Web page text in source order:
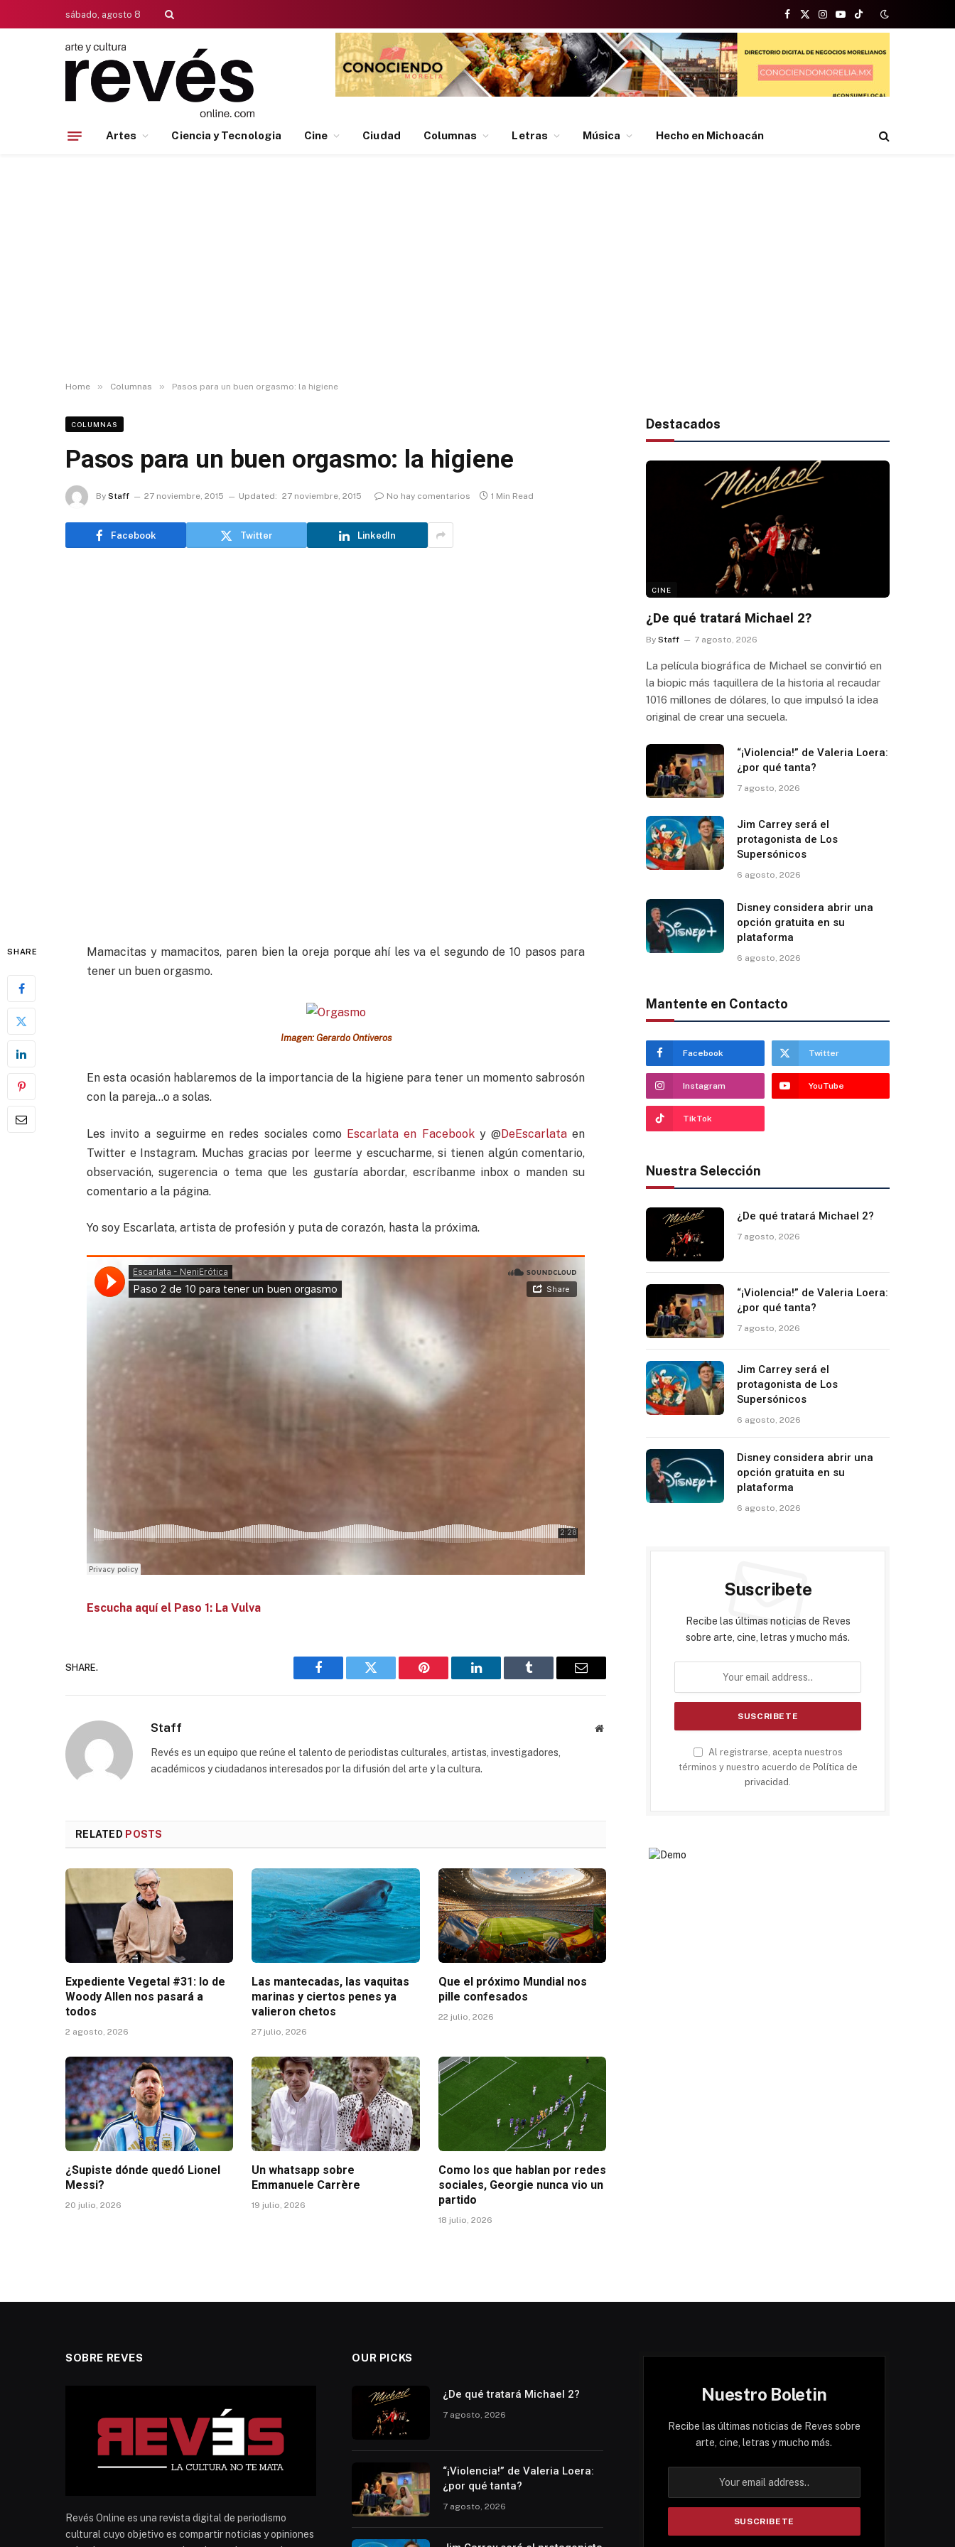
sábado, agosto 8
Facebook
X
(Twitter)
Instagram
YouTubeTikTok
Artes Ciencia y Tecnologia Cine Ciudad Columnas Letras Música Hecho en Michoacán
Home » Columnas » Pasos para un buen orgasmo: la higiene
COLUMNAS
Pasos para un buen orgasmo: la higiene
By Staff 27 noviembre, 2015 Updated: 27 noviembre, 2015 No hay comentarios 1 Min Read
Facebook Twitter LinkedIn
SHARE
Mamacitas y mamacitos, paren bien la oreja porque ahí les va el segundo de 10 pasos para
tener un buen orgasmo.
Imagen: Gerardo Ontiveros
En esta ocasión hablaremos de la importancia de la higiene para tener un momento sabrosón
con la pareja…o a solas.
Les invito a seguirme en redes sociales como Escarlata en Facebooky @DeEscarlata en
Twitter e Instagram. Muchas gracias por leerme y escucharme, si tienen algún comentario,
observación, sugerencia o tema que les gustaría abordar, escríbanme inbox o manden su
comentario a la página.
Yo soy Escarlata, artista de profesión y puta de corazón, hasta la próxima.
Escucha aquí el Paso 1: La Vulva
SHARE.
Facebook Twitter Pinterest LinkedIn Tumblr Email
Staff Website
Revés es un equipo que reúne el talento de periodistas culturales, artistas, investigadores,
académicos y ciudadanos interesados por la difusión del arte y la cultura.
RELATED POSTS
Expediente Vegetal #31: lo de
Woody Allen nos pasará a
todos
2 agosto, 2026
Las mantecadas, las vaquitas
marinas y ciertos penes ya
valieron chetos
27 julio, 2026
Que el próximo Mundial nos
pille confesados
22 julio, 2026
¿Supiste dónde quedó Lionel
Messi?
20 julio, 2026
Un whatsapp sobre
Emmanuele Carrère
19 julio, 2026
Como los que hablan por redes
sociales, Georgie nunca vio un
partido
18 julio, 2026
Destacados
CINE
¿De qué tratará Michael 2?
By Staff 7 agosto, 2026
La película biográfica de Michael se convirtió en
la biopic más taquillera de la historia al recaudar
1016 millones de dólares, lo que impulsó la idea
original de crear una secuela.
“¡Violencia!” de Valeria Loera:
¿por qué tanta?
7 agosto, 2026
Jim Carrey será el
protagonista de Los
Supersónicos
6 agosto, 2026
Disney considera abrir una
opción gratuita en su
plataforma
6 agosto, 2026
Mantente en Contacto
Facebook Twitter
Instagram YouTube
TikTok
Nuestra Selección
¿De qué tratará Michael 2?
7 agosto, 2026
“¡Violencia!” de Valeria Loera:
¿por qué tanta?
7 agosto, 2026
Jim Carrey será el
protagonista de Los
Supersónicos
6 agosto, 2026
Disney considera abrir una
opción gratuita en su
plataforma
6 agosto, 2026
Suscribete
Recibe las últimas noticias de Reves
sobre arte, cine, letras y mucho más.
Al registrarse, acepta nuestros
términos y nuestro acuerdo de Política de
privacidad
SOBRE REVES
Revés Online es una revista digital de periodismo
cultural cuyo objetivo es compartir noticias y opiniones
OUR PICKS
¿De qué tratará Michael 2?
7 agosto, 2026
“¡Violencia!” de Valeria Loera:
¿por qué tanta?
7 agosto, 2026
Nuestro Boletin
Recibe las últimas noticias de Reves sobre
arte, cine, letras y mucho más.